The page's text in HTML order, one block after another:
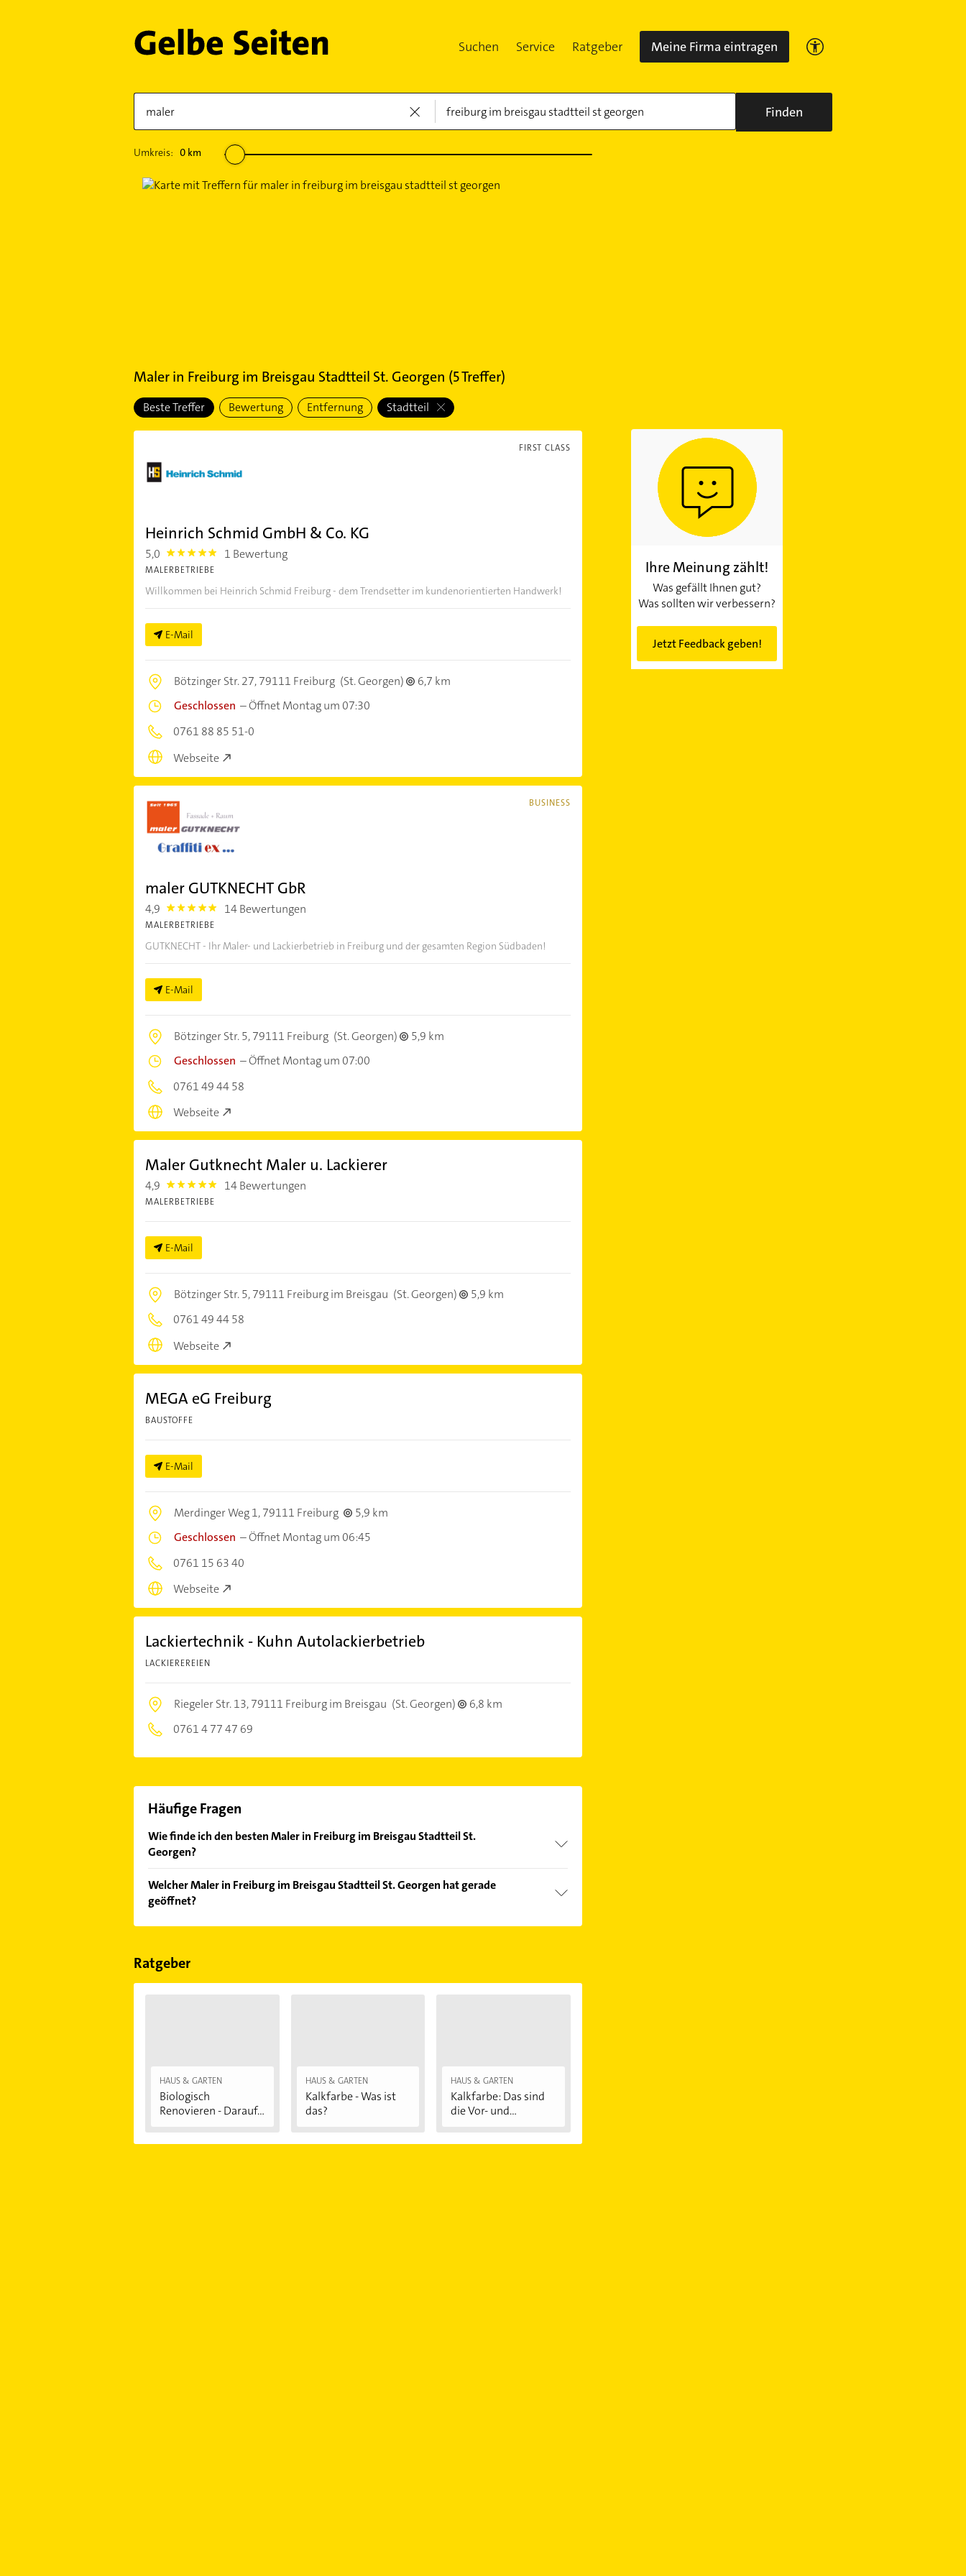
Suchen Service Ratgeber Meine Firma eintragen
Finden
Umkreis: 0km
Malerin Freiburg im Breisgau Stadtteil St. Georgen (5Treffer)
Beste Treffer Bewertung Entfernung Stadtteil
FIRST CLASS
Heinrich Schmid GmbH & Co. KG
5,0 5.0 1 Bewertung
MALERBETRIEBE
Willkommen bei Heinrich Schmid Freiburg - dem Trendsetter im kundenorientierten Handwerk!
E-Mail
Bötzinger Str. 27,79111 Freiburg (St. Georgen)
6,7 km
Geschlossen –Öffnet Montag um 07:30
0761 88 85 51-0
Webseite
BUSINESS
maler GUTKNECHT GbR
4,9 4.9 14 Bewertungen
MALERBETRIEBE
GUTKNECHT - Ihr Maler- und Lackierbetrieb in Freiburg und der gesamten Region Südbaden!
E-Mail
Bötzinger Str. 5,79111 Freiburg (St. Georgen)
5,9 km
Geschlossen –Öffnet Montag um 07:00
0761 49 44 58
Webseite
Maler Gutknecht Maler u. Lackierer
4,9 4.9 14 Bewertungen
MALERBETRIEBE
E-Mail
Bötzinger Str. 5,79111 Freiburg im Breisgau (St. Georgen)
5,9 km
0761 49 44 58
Webseite
MEGA eG Freiburg
BAUSTOFFE
E-Mail
Merdinger Weg 1,79111 Freiburg
5,9 km
Geschlossen –Öffnet Montag um 06:45
0761 15 63 40
Webseite
Lackiertechnik - Kuhn Autolackierbetrieb
LACKIEREREIEN
Riegeler Str. 13,79111 Freiburg im Breisgau (St. Georgen)
6,8 km
0761 4 77 47 69
Häufige Fragen
Wie finde ich den besten Maler in Freiburg im Breisgau Stadtteil St.
Georgen?
von den Empfehlungen. Die Suchergebnisse können Sie sich einfach nach
Bewertungen
Welcher Maler in Freiburg im Breisgau Stadtteil St. Georgen hat gerade
geöffnet?
Im Anbieter-Bereich finden Sie alleÖffnungszeiten. Bitte beachten Sie, dass diese an
Ratgeber
HAUS & GARTEN
Biologisch
Renovieren - Darauf...
HAUS & GARTEN
Kalkfarbe - Was ist
das?
HAUS & GARTEN
Kalkfarbe: Das sind
die Vor- und...
Ihre Meinung zählt!
Was gefällt Ihnen gut?
Was sollten wir verbessern?
Jetzt Feedback geben!